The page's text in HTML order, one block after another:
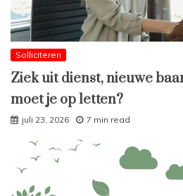
Solliciteren
Ziek uit dienst, nieuwe
moet je op letten?
juli 23, 2026 7 min read